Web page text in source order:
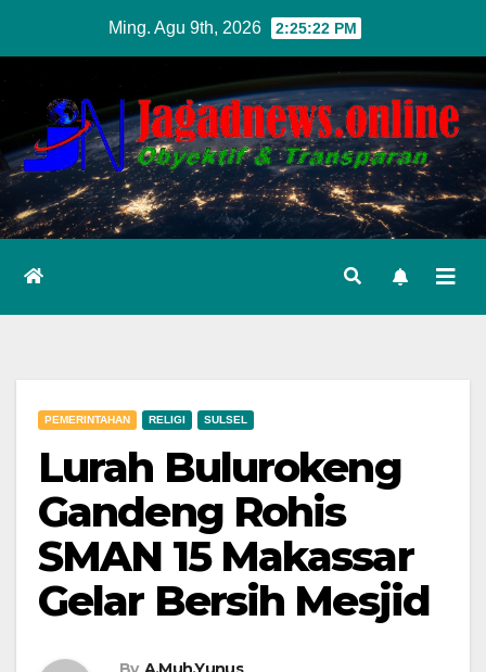
content
Ming. Agu 9th, 2026 2:25:24 PM
PEMERINTAHAN RELIGI SULSEL
Lurah Bulurokeng
Gandeng Rohis
SMAN 15 Makassar
Gelar Bersih Mesjid